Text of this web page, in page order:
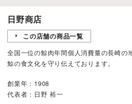
日野商店
この店舗の商品一覧
全国一位の鯨肉年間個人消費量の長崎の
鯨の食文化を守り伝えております。
創業年：1908
代表者：日野 裕一